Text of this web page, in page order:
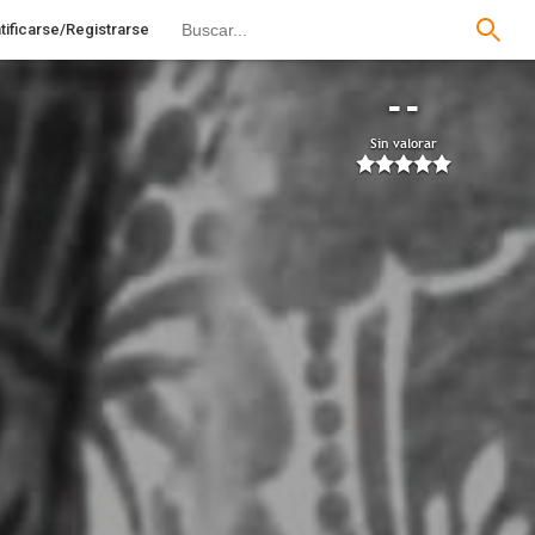
Registrarse
--
Sin valorar